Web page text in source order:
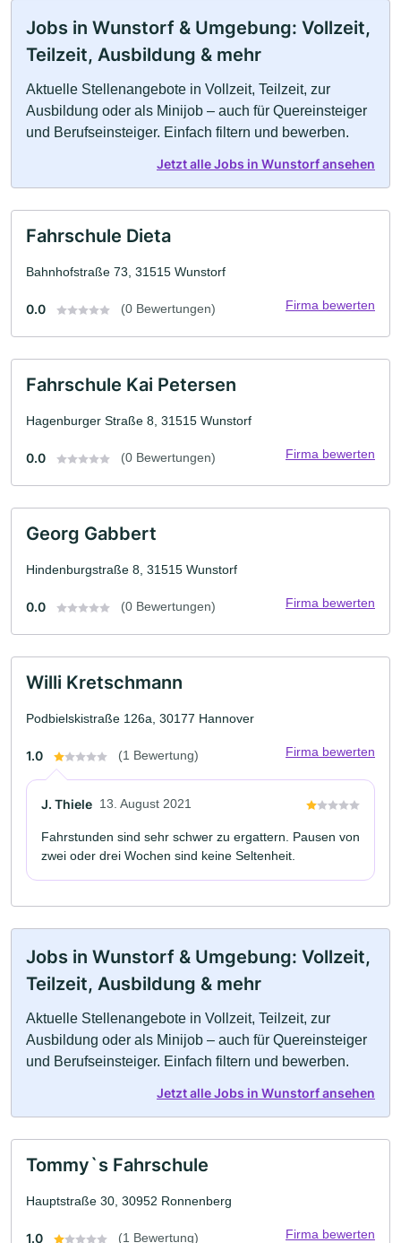
Jobs in Wunstorf & Umgebung: Vollzeit,
Teilzeit, Ausbildung & mehr
Aktuelle Stellenangebote in Vollzeit, Teilzeit, zur
Ausbildung oder als Minijob – auch für Quereinsteiger
und Berufseinsteiger. Einfach filtern und bewerben.
Jetzt alle Jobs in Wunstorf ansehen
Fahrschule Dieta
Bahnhofstraße 73, 31515 Wunstorf
0.0 (0 Bewertungen) Firma bewerten
Fahrschule Kai Petersen
Hagenburger Straße 8, 31515 Wunstorf
0.0 (0 Bewertungen) Firma bewerten
Georg Gabbert
Hindenburgstraße 8, 31515 Wunstorf
0.0 (0 Bewertungen) Firma bewerten
Willi Kretschmann
Podbielskistraße 126a, 30177 Hannover
1.0 (1 Bewertung) Firma bewerten
J. Thiele 13. August 2021
Fahrstunden sind sehr schwer zu ergattern. Pausen von
zwei oder drei Wochen sind keine Seltenheit.
Jobs in Wunstorf & Umgebung: Vollzeit,
Teilzeit, Ausbildung & mehr
Aktuelle Stellenangebote in Vollzeit, Teilzeit, zur
Ausbildung oder als Minijob – auch für Quereinsteiger
und Berufseinsteiger. Einfach filtern und bewerben.
Jetzt alle Jobs in Wunstorf ansehen
Tommy`s Fahrschule
Hauptstraße 30, 30952 Ronnenberg
1.0 (1 Bewertung) Firma bewerten